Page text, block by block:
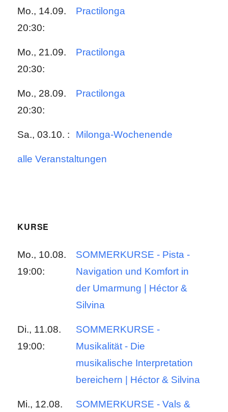
Mo., 14.09.
20:30:
Practilonga
Mo., 21.09.
20:30:
Practilonga
Mo., 28.09.
20:30:
Practilonga
Sa., 03.10. : Milonga-Wochenende
alle Veranstaltungen
KURSE
Mo., 10.08.
19:00:
SOMMERKURSE - Pista -
Navigation und Komfort in
der Umarmung | Héctor &
Silvina
Di., 11.08.
19:00:
SOMMERKURSE -
Musikalität - Die
musikalische Interpretation
bereichern | Héctor & Silvina
Mi., 12.08.
SOMMERKURSE - Vals &